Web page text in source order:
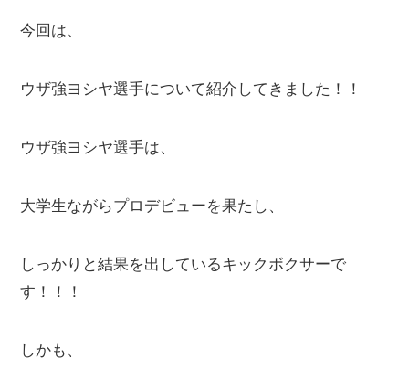
今回は、
ウザ強ヨシヤ選手について紹介してきました！！
ウザ強ヨシヤ選手は、
大学生ながらプロデビューを果たし、
しっかりと結果を出しているキックボクサーで
す！！！
しかも、